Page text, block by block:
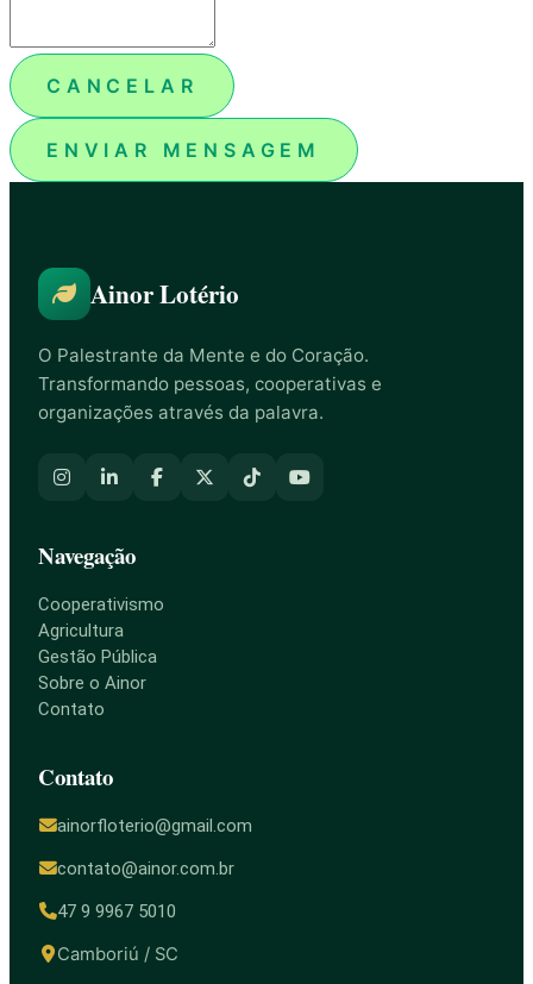
CANCELAR
ENVIAR MENSAGEM
Ainor Lotério
O Palestrante da Mente e do Coração.
Transformando pessoas, cooperativas e
organizações através da palavra.
Navegação
Cooperativismo
Agricultura
Gestão Pública
Sobre o Ainor
Contato
Contato
ainorfloterio@gmail.com
contato@ainor.com.br
47 9 9967 5010
Camboriú / SC